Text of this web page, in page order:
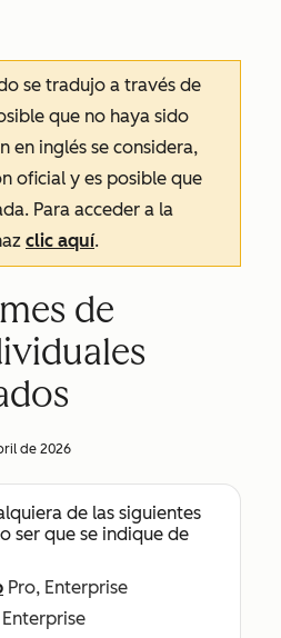
se tradujo a través de
que no haya sido
en inglés se considera,
oficial y es posible que
Para acceder a la
clic aquí.
de
de 2026
de las siguientes
ser que se indique de
Pro, Enterprise
Enterprise